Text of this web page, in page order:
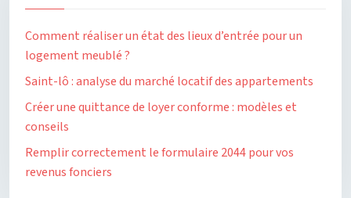
Comment réaliser un état des lieux d’entrée pour un
logement meublé ?
Saint-lô : analyse du marché locatif des appartements
Créer une quittance de loyer conforme : modèles et
conseils
Remplir correctement le formulaire 2044 pour vos
revenus fonciers